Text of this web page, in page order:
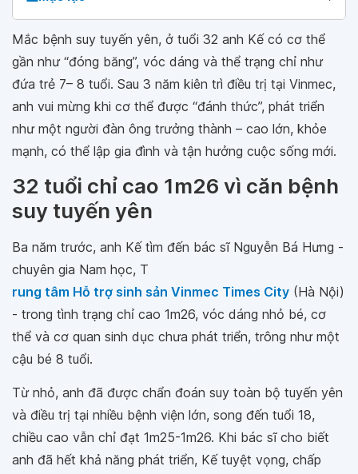
Mắc bệnh suy tuyến yên, ở tuổi 32 anh Kế có cơ thể
gần như “đóng băng”, vóc dáng và thể trạng chỉ như
đứa trẻ 7– 8 tuổi. Sau 3 năm kiên trì điều trị tại Vinmec,
anh vui mừng khi cơ thể được “đánh thức”, phát triển
như một người đàn ông trưởng thành – cao lớn, khỏe
mạnh, có thể lập gia đình và tận hưởng cuộc sống mới.
32 tuổi chỉ cao 1m26 vì căn bệnh
suy tuyến yên
Ba năm trước, anh Kế tìm đến bác sĩ Nguyễn Bá Hưng -
chuyên gia Nam học, T
rung tâm Hỗ trợ sinh sản Vinmec Times City (Hà Nội)
- trong tình trạng chỉ cao 1m26, vóc dáng nhỏ bé, cơ
thể và cơ quan sinh dục chưa phát triển, trông như một
cậu bé 8 tuổi.
Từ nhỏ, anh đã được chẩn đoán suy toàn bộ tuyến yên
và điều trị tại nhiều bệnh viện lớn, song đến tuổi 18,
chiều cao vẫn chỉ đạt 1m25-1m26. Khi bác sĩ cho biết
anh đã hết khả năng phát triển, Kế tuyệt vọng, chấp